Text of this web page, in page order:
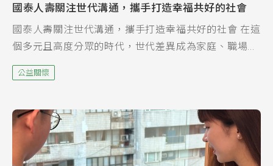
國泰人壽關注世代溝通，攜手打造幸福共好的社會
國泰人壽關注世代溝通，攜手打造幸福共好的社會 在這
個多元且高度分眾的時代，世代差異成為家庭、職場乃
至整體社會溝通上的挑戰。國泰人壽今年從「社會責
任」出發，特別聚焦於這個重要卻常被忽略的「世代溝
公益關懷